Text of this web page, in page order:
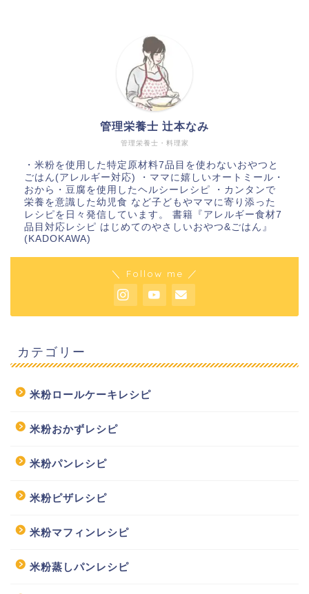
管理栄養士・料理家
管理栄養士 辻本なみ
・米粉を使用した特定原材料7品目を使わないおやつと
ごはん(アレルギー対応) ・ママに嬉しいオートミール・
おから・豆腐を使用したヘルシーレシピ ・カンタンで
栄養を意識した幼児食 など子どもやママに寄り添った
レシピを日々発信しています。 書籍『アレルギー食材7
品目対応レシピ はじめてのやさしいおやつ&ごはん』
(KADOKAWA)
＼ Follow me ／
カテゴリー
米粉ロールケーキレシピ
米粉おかずレシピ
米粉パンレシピ
米粉ピザレシピ
米粉マフィンレシピ
米粉蒸しパンレシピ